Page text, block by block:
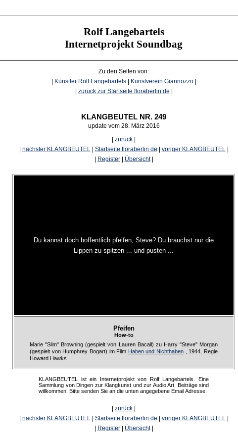
Rolf Langebartels
Internetprojekt Soundbag
Zu den Seiten von:
Künstler Rolf Langebartels| Kunstverein Giannozzo|
zurück zur Startseite floraberlin.de
KLANGBEUTEL NR. 249
update vom 28. März 2016
zurück
nächster KLANGBEUTEL| Startseite floraberlin.de voriger KLANGBEUTEL|
Register| Übersicht|
Du kannst doch hoffentlich pfeifen, Steve? Du brauchst nur die
Lippen zu spitzen ... und pusten ...
Pfeifen
How-to
Marie "Slim" Browning (gespielt von Lauren Bacall) zu Harry "Steve" Morgan
(gespielt von Humphrey Bogart) im Film Haben und Nichthaben , 1944, Regie
Howard Hawks
KLANGBEUTEL ist ein Internetprojekt von Rolf Langebartels. Eine
Sammlung von Dingen zur Klangkunst und zur Audio Art. Beiträge sind
willkommen. Bitte senden Sie an die unten angegebene Email Adresse.
zurück
nächster KLANGBEUTEL| Startseite floraberlin.de voriger KLANGBEUTEL|
Register| Übersicht|